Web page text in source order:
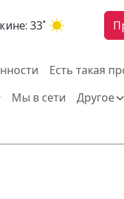
33˚
Есть такая
Мы в сети Другое